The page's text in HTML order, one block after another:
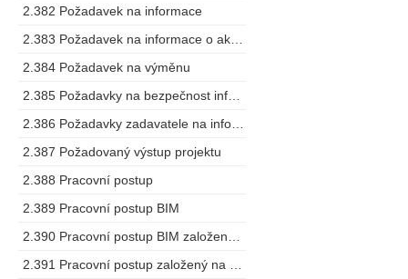
2.382 Požadavek na informace
2.384 Požadavek na výměnu
2.387 Požadovaný výstup projektu
2.388 Pracovní postup
2.389 Pracovní postup BIM